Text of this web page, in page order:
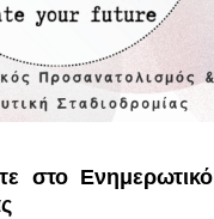
στο Ενημερωτικό